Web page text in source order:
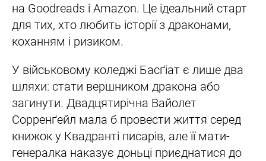
на Goodreads і Amazon. Це ідеальний старт
для тих, хто любить історії з драконами,
коханням і ризиком.
У військовому коледжі Басґіат є лише два
шляхи: стати вершником дракона або
загинути. Двадцятирічна Вайолет
Сорренґейл мала б провести життя серед
книжок у Квадранті писарів, але її мати-
генералка наказує доньці приєднатися до